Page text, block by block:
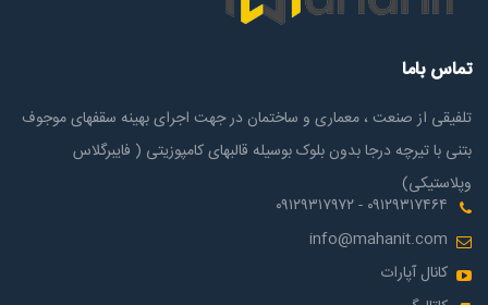
تماس باما
تلفیقی از صنعت ، معماری و ساختمان در جهت اجرای بهینه سقفهای موجوف
بتنی با تیرچه درجا بدون بلوک بوسیله قالبهای کامپوزیتی ( فایبرگلاس
وپلاستیکی)
۰۹۱۲۹۳۱۷۴۶۴ - ۰۹۱۲۹۳۱۷۹۷۲
info@mahanit.com
کانال آپارات